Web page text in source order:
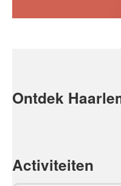
Ontdek
Activiteiten